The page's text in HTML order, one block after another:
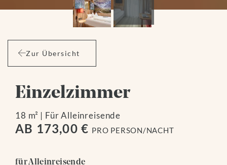
Zur Übersicht
Einzelzimmer
18 m² | Für Alleinreisende
AB 173,00 € PRO PERSON/NACHT
für Alleinreisende